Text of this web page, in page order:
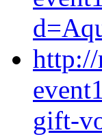
gift-